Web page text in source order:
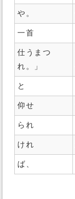
や。
一首
仕うまつ
れ。」
と
仰せ
られ
けれ
ば、